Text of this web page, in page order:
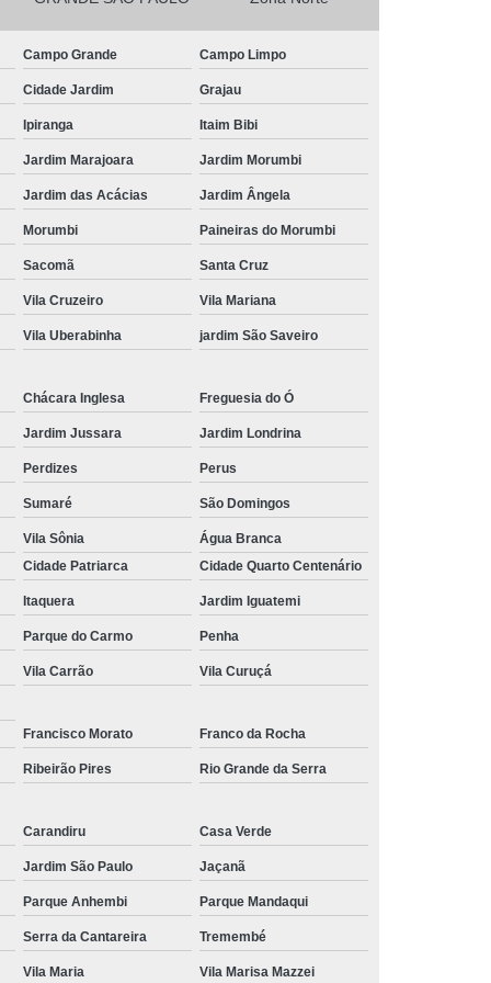
Kit Lanches
Frutas Cortadas em Pote
Frutas no Pote
Frutas no Pote para Vender
no Pote
Pote de Frutas
de Frutas
Salada de Fruta no Pote
Salada de Fruta para Empresa
de Fruta para Encomenda de Empresa
para Escritórios
Campo Grande Campo Limpo
Cidade Jardim Grajau
Ipiranga Itaim Bibi
Jardim Marajoara Jardim Morumbi
Jardim das Acácias Jardim Ângela
Morumbi Paineiras do Morumbi
Sacomã Santa Cruz
Vila Cruzeiro Vila Mariana
Vila Uberabinha jardim São Saveiro
Chácara Inglesa Freguesia do Ó
Jardim Jussara Jardim Londrina
Perdizes Perus
Sumaré São Domingos
Vila Sônia
Água Branca
Cidade Patriarca Cidade Quarto Centenário
Itaquera Jardim Iguatemi
Parque do Carmo Penha
Vila Carrão Vila Curuçá
Francisco Morato Franco da Rocha
Ribeirão Pires Rio Grande da Serra
Carandiru Casa Verde
Jardim São Paulo Jaçanã
Parque Anhembi Parque Mandaqui
Serra da Cantareira Tremembé
Vila Maria Vila Marisa Mazzei